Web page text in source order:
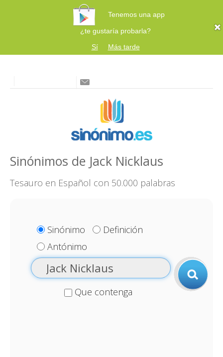
Tenemos una app
¿te gustaría probarla?
Sí
Más tarde
Sinónimos de Jack Nicklaus
Tesauro en Español con 50.000 palabras
Sinónimo
Definición
Antónimo
Que contenga